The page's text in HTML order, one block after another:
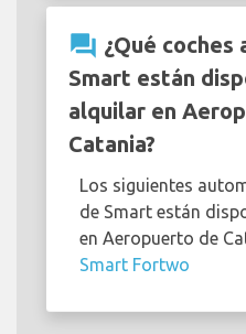
question_answer ¿Qué
Smart están
alquilar en
Catania?
Los siguientes
de Smart están
en Aeropuerto de
Smart Fortwo